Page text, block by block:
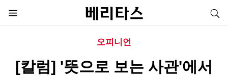
오피니언
[칼럼] '뜻으로 보는 사관'에서